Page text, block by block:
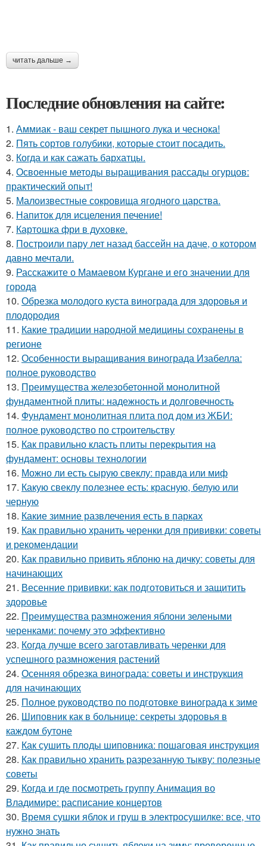
читать дальше →
Последние обновления на сайте:
1. Аммиак - ваш секрет пышного лука и чеснока!
2. Пять сортов голубики, которые стоит посадить.
3. Когда и как сажать бархатцы.
4. Освоенные методы выращивания рассады огурцов:
практический опыт!
5. Малоизвестные сокровища ягодного царства.
6. Напиток для исцеления печение!
7. Картошка фри в духовке.
8. Построили пару лет назад бассейн на даче, о котором
давно мечтали.
9. Расскажите о Мамаевом Кургане и его значении для
города
10. Обрезка молодого куста винограда для здоровья и
плодородия
11. Какие традиции народной медицины сохранены в
регионе
12. Особенности выращивания винограда Изабелла:
полное руководство
13. Преимущества железобетонной монолитной
фундаментной плиты: надежность и долговечность
14. Фундамент монолитная плита под дом из ЖБИ:
полное руководство по строительству
15. Как правильно класть плиты перекрытия на
фундамент: основы технологии
16. Можно ли есть сырую свеклу: правда или миф
17. Какую свеклу полезнее есть: красную, белую или
черную
18. Какие зимние развлечения есть в парках
19. Как правильно хранить черенки для прививки: советы
и рекомендации
20. Как правильно привить яблоню на дичку: советы для
начинающих
21. Весенние прививки: как подготовиться и защитить
здоровье
22. Преимущества размножения яблони зелеными
черенками: почему это эффективно
23. Когда лучше всего заготавливать черенки для
успешного размножения растений
24. Осенняя обрезка винограда: советы и инструкция
для начинающих
25. Полное руководство по подготовке винограда к зиме
26. Шиповник как в больнице: секреты здоровья в
каждом бутоне
27. Как сушить плоды шиповника: пошаговая инструкция
28. Как правильно хранить разрезанную тыкву: полезные
советы
29. Когда и где посмотреть группу Анимация во
Владимире: расписание концертов
30. Время сушки яблок и груш в электросушилке: все, что
нужно знать